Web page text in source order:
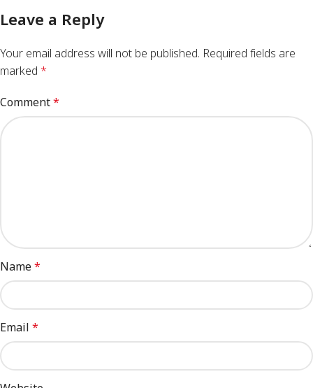
Leave a Reply
Your email address will not be published. Required fields are
marked *
Comment*
Name*
Email *